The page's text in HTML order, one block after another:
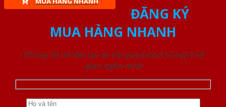
ĐĂNG KÝ
MUA HÀNG NHANH
Chúng tôi sẽ liên lạc lại với quý khách trong thời
gian ngắn nhất